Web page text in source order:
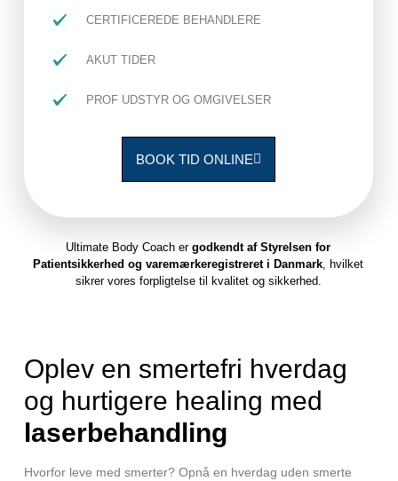
Ultimate Body Coach ergodkendt af Styrelsen for
Patientsikkerhed og varemærkeregistreret i Danmark, hvilket
sikrer vores forpligtelse til kvalitet og sikkerhed.
CERTIFICEREDE BEHANDLERE
AKUT TIDER
PROF UDSTYR OG OMGIVELSER
BOOK TID ONLINE
Oplev en smertefri hverdag
og hurtigere healing med
laserbehandling
Hvorfor leve med smerter? Opnå en hverdag uden smerte